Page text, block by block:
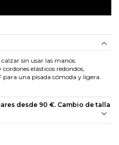
sin usar las manos.
elásticos redondos,
una pisada cómoda y ligera.
desde 90 €. Cambio de talla